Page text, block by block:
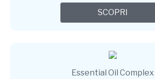
SCOPRI
Essential Oil Complex